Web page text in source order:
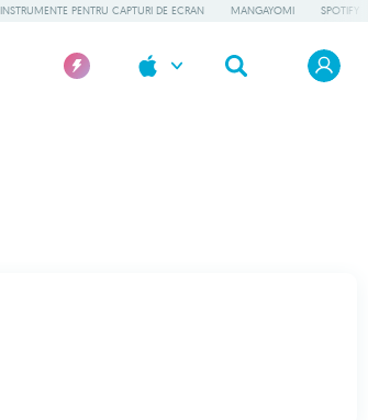
INSTRUMENTE PENTRU CAPTURI DE ECRAN MANGAYOMI SPOTIFY